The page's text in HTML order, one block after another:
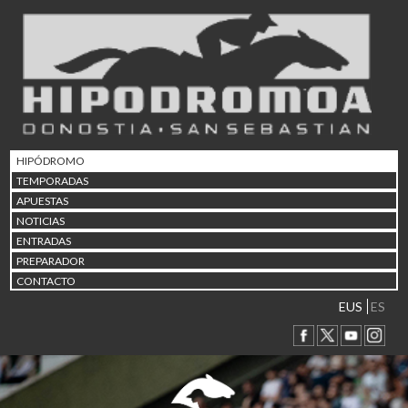
HIPÓDROMO
TEMPORADAS
APUESTAS
NOTICIAS
ENTRADAS
PREPARADOR
CONTACTO
EUS ES
02/08 17:30 Abuztuaren 2a / 2 de
Abuztuaren 9a / 9 de
12/08 12:24 Abuztaren 12a / 12 de
15/08 17:05 Abuztuaren 15a / 15 de
23/08 17:30 Abuztuaren 23a / 23 de
30/08 17:30 Abuztuaren 30a / 30 de
02/09 11:15
06/09 17:30 Irailaren 6a / 6 de
Irailaren 13a / 13 de
30/09 11:30 Irailaren 30a / 30 de